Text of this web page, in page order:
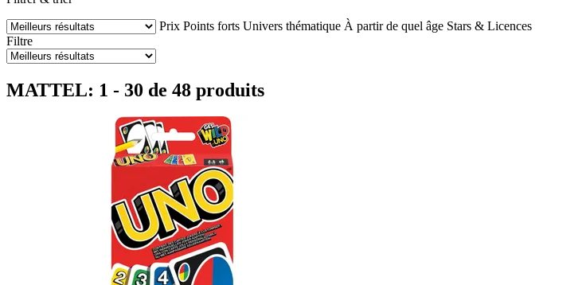
Prix Points forts Univers thématique À partir de quel âge Stars & Licences
Filtre
MATTEL: 1 - 30 de 48 produits